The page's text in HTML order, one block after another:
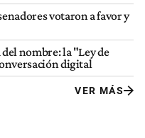
votaron a favor y
nombre: la "Ley de
digital
VER MÁS